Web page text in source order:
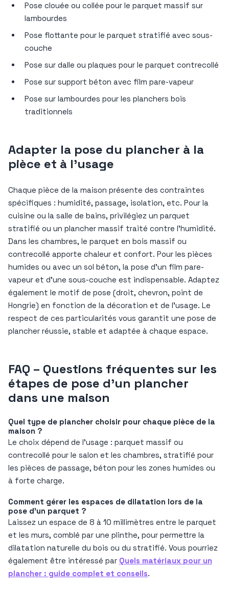
Pose clouée ou collée pour le parquet massif sur
lambourdes
Pose flottante pour le parquet stratifié avec sous-
couche
Pose sur dalle ou plaques pour le parquet contrecollé
Pose sur support béton avec film pare-vapeur
Pose sur lambourdes pour les planchers bois
traditionnels
Adapter la pose du plancher à la
pièce et à l’usage
Chaque pièce de la maison présente des contraintes
spécifiques : humidité, passage, isolation, etc. Pour la
cuisine ou la salle de bains, privilégiez un parquet
stratifié ou un plancher massif traité contre l’humidité.
Dans les chambres, le parquet en bois massif ou
contrecollé apporte chaleur et confort. Pour les pièces
humides ou avec un sol béton, la pose d’un film pare-
vapeur et d’une sous-couche est indispensable. Adaptez
également le motif de pose (droit, chevron, point de
Hongrie) en fonction de la décoration et de l’usage. Le
respect de ces particularités vous garantit une pose de
plancher réussie, stable et adaptée à chaque espace.
FAQ – Questions fréquentes sur les
étapes de pose d’un plancher
dans une maison
Quel type de plancher choisir pour chaque pièce de la
maison ?
Le choix dépend de l’usage : parquet massif ou
contrecollé pour le salon et les chambres, stratifié pour
les pièces de passage, béton pour les zones humides ou
à forte charge.
Comment gérer les espaces de dilatation lors de la
pose d’un parquet ?
Laissez un espace de 8 à 10 millimètres entre le parquet
et les murs, comblé par une plinthe, pour permettre la
dilatation naturelle du bois ou du stratifié. Vous pourriez
également être intéressé par Quels matériaux pour un
plancher : guide complet et conseils.